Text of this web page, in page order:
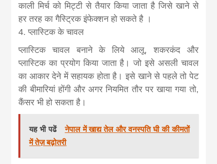
काली मिर्च को मिट्टी से तैयार किया जाता है जिसे खाने से
हर तरह का गैस्‍ट्रिक इंफेक्‍शन हो सकते है ।
4. प्लास्टिक के चावल
प्‍लास्‍टिक चावल बनाने के लिये आलू, शकरकंद और
प्‍लास्‍टिक का प्रयोग किया जाता है। जो इसे असली चावल
का आकार देने में सहायक होता है। इसे खाने से पहले तो पेट
की बीमारियां होंगी और अगर नियमित तौर पर खाया गया तो,
कैंसर भी हो सकता है।
यह भी पढें
नेपाल में खाद्य तेल और वनस्पति घी की कीमतों
में तेज़ बढ़ोतरी